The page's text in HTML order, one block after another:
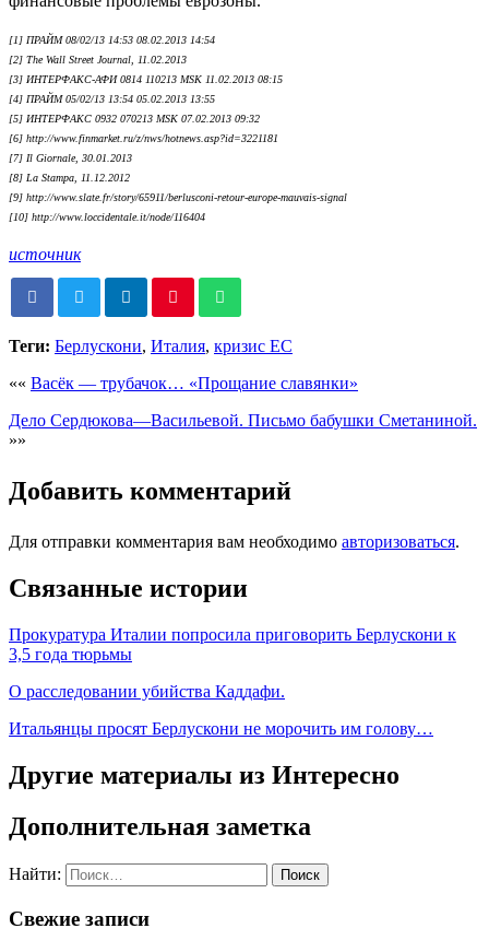
[1] ПРАЙМ 08/02/13 14:53 08.02.2013 14:54
[2] The Wall Street Journal, 11.02.2013
[3] ИНТЕРФАКС-АФИ 0814 110213 MSK 11.02.2013 08:15
[4] ПРАЙМ 05/02/13 13:54 05.02.2013 13:55
[5] ИНТЕРФАКС 0932 070213 MSK 07.02.2013 09:32
[6] http://www.finmarket.ru/z/nws/hotnews.asp?id=3221181
[7] Il Giornale, 30.01.2013
[8] La Stampa, 11.12.2012
[9] http://www.slate.fr/story/65911/berlusconi-retour-europe-mauvais-signal
[10] http://www.loccidentale.it/node/116404
источник
Теги: Берлускони, Италия, кризис ЕС
«« Васёк — трубачок… «Прощание славянки»
Де­ло Сер­дю­ко­ва—Ва­си­ль­е­вой. Письмо бабушки Сметаниной.
»»
Добавить комментарий
Для отправки комментария вам необходимо авторизоваться.
Связанные истории
Прокуратура Италии попросила приговорить Берлускони к
3,5 года тюрьмы
О расследовании убийства Каддафи.
Итальянцы просят Берлускони не морочить им голову…
Другие материалы из Интересно
Дополнительная заметка
Найти:
Свежие записи